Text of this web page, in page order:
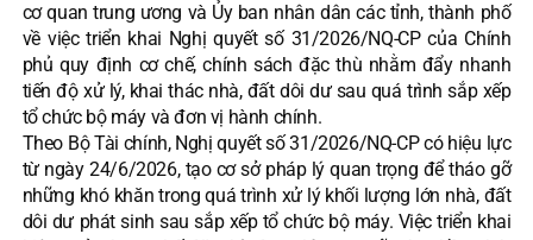
cơ quan trung ương và Ủy ban nhân dân các tỉnh, thành phố
về việc triển khai Nghị quyết số 31/2026/NQ-CP của Chính
phủ quy định cơ chế, chính sách đặc thù nhằm đẩy nhanh
tiến độ xử lý, khai thác nhà, đất dôi dư sau quá trình sắp xếp
tổ chức bộ máy và đơn vị hành chính.
Theo Bộ Tài chính, Nghị quyết số 31/2026/NQ-CP có hiệu lực
từ ngày 24/6/2026, tạo cơ sở pháp lý quan trọng để tháo gỡ
những khó khăn trong quá trình xử lý khối lượng lớn nhà, đất
dôi dư phát sinh sau sắp xếp tổ chức bộ máy. Việc triển khai